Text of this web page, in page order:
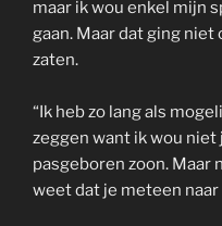
maar ik wou enkel mijn
gaan. Maar dat ging
zaten.
“Ik heb zo lang als
zeggen want ik wou
pasgeboren zoon. Maar
weet dat je meteen